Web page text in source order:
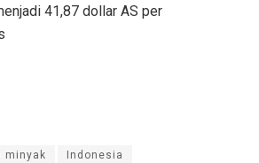
41,87 dollar AS per
minyak Indonesia